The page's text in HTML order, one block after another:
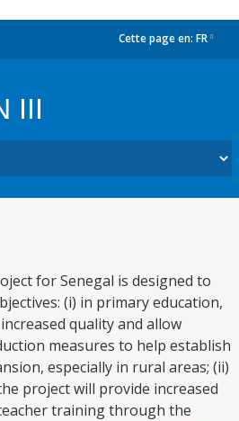
Cette page en: FR
III
for Senegal is designed to
(i) in primary education,
quality and allow
measures to help establish
especially in rural areas; (ii)
project will provide increased
training through the